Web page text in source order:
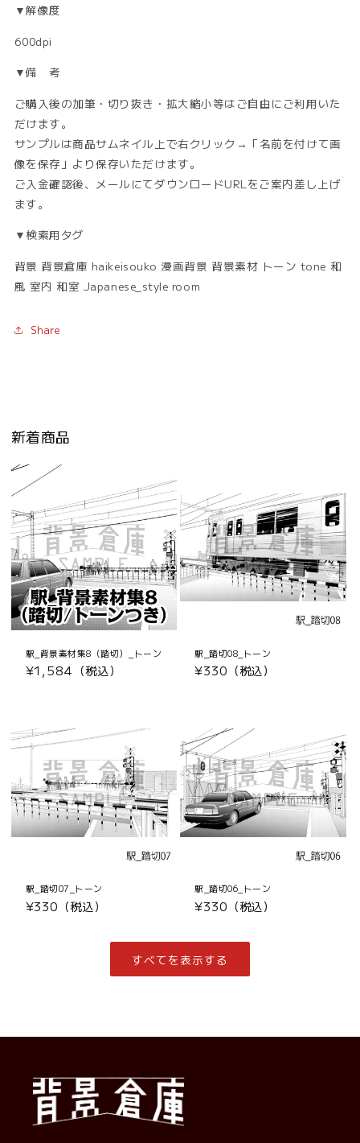
▼解像度
600dpi
▼備 考
ご購入後の加筆・切り抜き・拡大縮小等はご自由にご利用いた
だけます。
サンプルは商品サムネイル上で右クリック→「名前を付けて画
像を保存」より保存いただけます。
ご入金確認後、メールにてダウンロードURLをご案内差し上げ
ます。
▼検索用タグ
背景 背景倉庫 haikeisouko 漫画背景 背景素材 トーン tone 和
風 室内 和室 Japanese_style room
Share
新着商品
駅_背景素材集8（踏切）_トーン
通
¥1,584（税込）
駅_踏切08_トーン
通
¥330（税込）
駅_踏切07_トーン
通
¥330（税込）
駅_踏切06_トーン
通
価
格
¥330（税込）
すべてを表示する